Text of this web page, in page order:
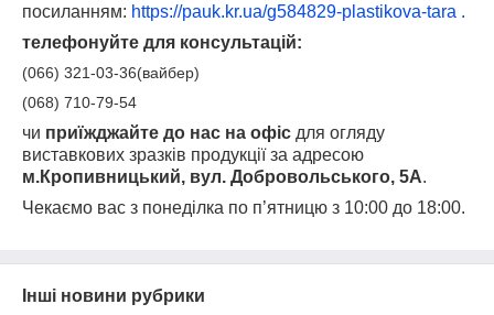
посиланням: https://pauk.kr.ua/g584829-plastikova-tara .
телефонуйте для консультацій:
(066) 321-03-36(вайбер)
(068) 710-79-54
чи приїжджайте до нас на офіс для огляду
виставкових зразків продукції за адресою
м.Кропивницький, вул. Добровольського, 5А.
Чекаємо вас з понеділка по п’ятницю з 10:00 до 18:00.
Інші новини рубрики